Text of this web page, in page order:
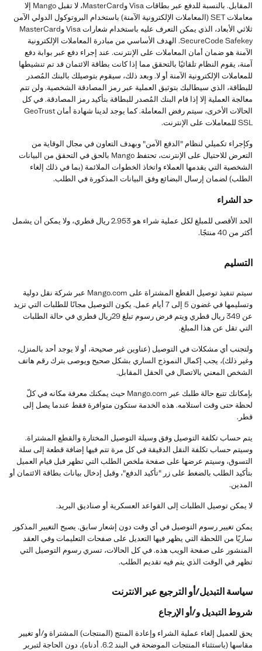
المقابل. بالنسبة للدفع عبر بطاقات Visa وMasterCard، لا تقبل Mango إلا
معاملات SET (المعاملات الإلكترونية الآمنة) باستخدام البروتوكول الدولي الآمن
ثلاثي الأبعاد، الذي يمكن التعرف عليه باستخدام شعارات Visa وMasterCard
SecureCode Safekey. الهدف الأساسي من مبادرة المعاملات الإلكترونية
الآمنة هو ضمان أمان المعاملات على الإنترنت. عند إجراء دفع عبر بوابة دفع
آمنة، يقوم النظام تلقائيًا بالتحقق مما إذا كانت بطاقة الائتمان قد تم تنشيطها
للمعاملات الإلكترونية الآمنة أو لا. وبعد ذلك، سيقوم بتوصيلك بالبنك المُصدر
للبطاقة، الذي سيطالبك بتوثيق العملية عبر رمز المصادقة الشخصية. ولن تتم
معالجة العملية إلا إذا قام البنك المُصدر للبطاقة بتأكيد رمز المصادقة. في كل
الحالات الأخرى، سيتم رفض المعاملة. كما يوجد لدينا شهادة أمان GeoTrust
SSL للمعاملات على الإنترنت.
وكإجراء تكميلي لنظام "الدفع الآمن" وبهدف التعاون في مجال الوقاية من
التعرض للاحتيال على الإنترنت، تحتفظ Mango بالحق في التحقق من البيانات
الشخصية التي يقدمها العملاء واتخاذ الخطوات الملائمة (بما في ذلك إلغاء
الطلب) لضمان إرسال البضائع وفق البيانات المذكورة في الطلب.
حد الشراء
الحد الأقصى للمبلغ لكل عملية شراء هو 2.953 ريال قطري، ولا يمكن أن يشمل
أكثر من 40 منتجًا.
التسليم
سيتم تنفيذ توصيل القطع المشتراة على Mango.com عبر شركة نقل دولية
وتسليمها في غضون 5 إلى 7 أيام عمل. يكون التوصيل مجانًا للطلبات التي تزيد
عن 349 ريال قطري ويتم فرض رسوم تبلغ 29ريال قطري في حالة الطلبات
التي تقل عن هذا المبلغ.
ولتجنب أي مشكلات في التوصيل (عناوين غير صحيحة، أو لا يوجد أحد بالمنزل،
وغير ذلك)، يجب إكمال النموذج الساري بشكل صحيح ويوصى بترك رقم هاتف
الشخص المعني بالاتصال في الحقل المقابل.
بإمكانك تتبع حالة طلبك عبر Mango.com حيث يمكنك معرفة مكانه في كلّ
لحظة حتى وقت استلامه. هذه الخدمة ستكون متوافرة فقط عندما يصل إلى
قطر.
يتم حساب تكلفة التوصيل وفق وسيلة التوصيل المختارة والقطع المشتراة.
وسيتم حساب تكلفة النقل الدقيقة في كل مرة تتم فيها إضافة قطعة إلى سلة
التسوق، وسيتم عرضها على صفحة ملخص الطلب التي تظهر قبل قيام العميل
بتأكيد الطلب بالضغط على زر "تأكيد الدفع"، وقبل إدخال بيانات بطاقة الائتمان أو
المدين.
لا يمكن توصيل الطلبات إلى القواعد العسكرية أو صناديق البريد.
يمكن تغيير رسوم التوصيل في أي وقت دون إشعار سابق. يصبح التغيير المذكور
ساريًا من اللحظة التي يظهر فيها التعديل على صفحات التعليمات وفي العقد
المنشور على صفحة الويب هذه. في كل الحالات، تسري رسوم التوصيل التي
تظهر في الوقت الذي يتم فيه تقديم الطلب.
سياسة التبديل/أو الترجيع عبر الانترنت
شروط التبديل و/أو الإرجاع
يحق للعميل إلغاء عملية الشراء وإعادة المنتج (المنتجات) المشتراة و/أو تغيير
مقاسها (باستثناء المنتجات الموضحة في البند 6.2. أدناه)، دون الحاجة لتبرير